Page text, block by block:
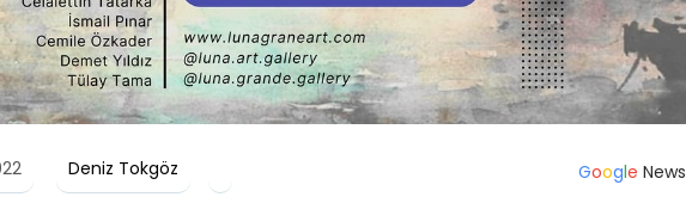
Deniz Tokgöz Google News